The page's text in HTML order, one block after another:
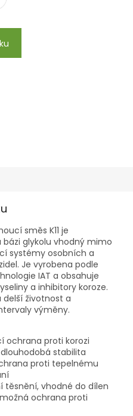
směs K11 je
glykolu vhodný mimo
systémy osobních a
Je vyrobena podle
IAT a obsahuje
a inhibitory koroze.
životnost a
výměny.
ochrana proti korozi
stabilita
proti tepelnému
těsnění, vhodné do dílen
ochrana proti